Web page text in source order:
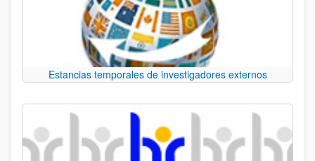
Estancias temporales de investigadores externos